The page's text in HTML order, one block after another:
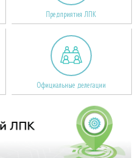
Предприятия ЛПК
Официальные делегации